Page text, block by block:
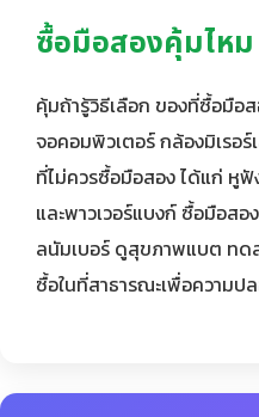
ซื้อมือสองคุ้มไหม
คุ้มถ้ารู้วิธีเลือก ของที่ซื้อมือ
จอคอมพิวเตอร์ กล้องมิเรอร์
ที่ไม่ควรซื้อมือสอง ได้แก่ หู
และพาวเวอร์แบงก์ ซื้อมือส
ลนัมเบอร์ ดูสุขภาพแบต ท
ซื้อในที่สาธารณะเพื่อความป